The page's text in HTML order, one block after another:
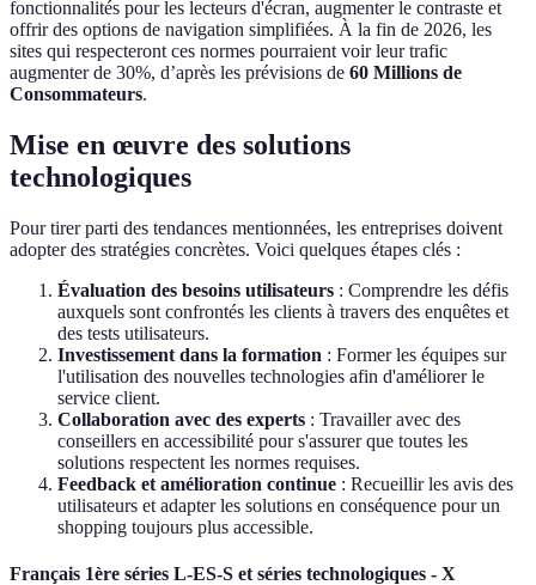
fonctionnalités pour les lecteurs d'écran, augmenter le contraste et
offrir des options de navigation simplifiées. À la fin de 2026, les
sites qui respecteront ces normes pourraient voir leur trafic
augmenter de 30%, d’après les prévisions de 60 Millions de
Consommateurs.
Mise en œuvre des solutions
technologiques
Pour tirer parti des tendances mentionnées, les entreprises doivent
adopter des stratégies concrètes. Voici quelques étapes clés :
Évaluation des besoins utilisateurs : Comprendre les défis
auxquels sont confrontés les clients à travers des enquêtes et
des tests utilisateurs.
Investissement dans la formation : Former les équipes sur
l'utilisation des nouvelles technologies afin d'améliorer le
service client.
Collaboration avec des experts : Travailler avec des
conseillers en accessibilité pour s'assurer que toutes les
solutions respectent les normes requises.
Feedback et amélioration continue : Recueillir les avis des
utilisateurs et adapter les solutions en conséquence pour un
shopping toujours plus accessible.
Français 1ère séries L-ES-S et séries technologiques - X